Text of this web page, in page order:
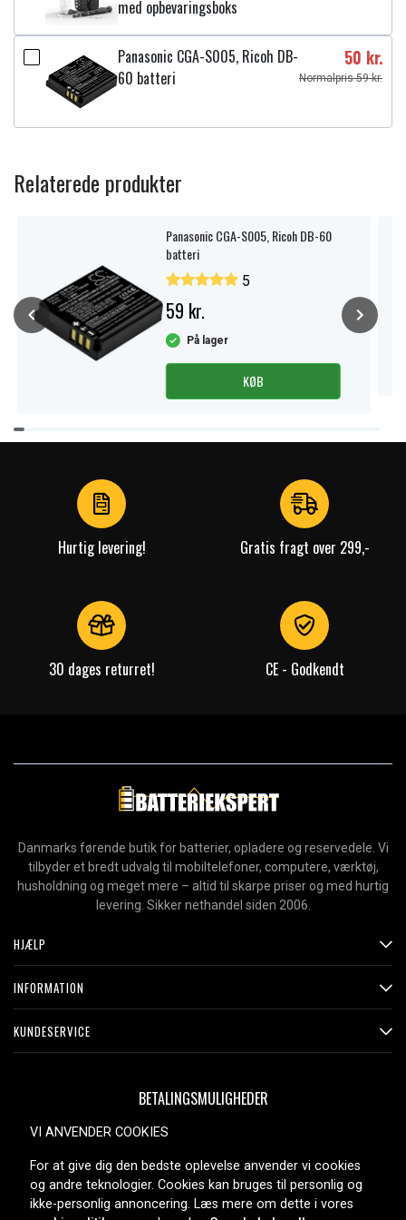
Kapacitet: 3000 mAh
Læs om betydningen af egenskaberne
med opbevaringsboks
Panasonic CGA-S005, Ricoh DB-
60 batteri
50 kr.
Normalpris 59 kr.
Relaterede produkter
Panasonic CGA-S005, Ricoh DB-60
batteri
5
59 kr.
På lager
KØB
Item
1
Hurtig levering! Gratis fragt over 299,-
30 dages returret! CE - Godkendt
Danmarks førende butik for batterier, opladere og reservedele. Vi
tilbyder et bredt udvalg til mobiltelefoner, computere, værktøj,
husholdning og meget mere – altid til skarpe priser og med hurtig
levering. Sikker nethandel siden 2006.
HJÆLP
INFORMATION
KUNDESERVICE
BETALINGSMULIGHEDER
LEVERINGSMULIGHEDER
VI ANVENDER COOKIES
For at give dig den bedste oplevelse anvender vi cookies
og andre teknologier. Cookies kan bruges til personlig og
ikke-personlig annoncering. Læs mere om dette i vores